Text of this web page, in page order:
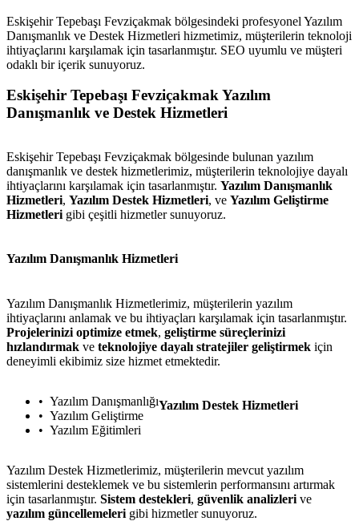
Eskişehir Tepebaşı Fevziçakmak bölgesindeki profesyonel Yazılım
Danışmanlık ve Destek Hizmetleri hizmetimiz, müşterilerin teknoloji
ihtiyaçlarını karşılamak için tasarlanmıştır. SEO uyumlu ve müşteri
odaklı bir içerik sunuyoruz.
Eskişehir Tepebaşı Fevziçakmak Yazılım
Danışmanlık ve Destek Hizmetleri
Eskişehir Tepebaşı Fevziçakmak bölgesinde bulunan yazılım
danışmanlık ve destek hizmetlerimiz, müşterilerin teknolojiye dayalı
ihtiyaçlarını karşılamak için tasarlanmıştır. Yazılım Danışmanlık
Hizmetleri, Yazılım Destek Hizmetleri, ve Yazılım Geliştirme
Hizmetleri gibi çeşitli hizmetler sunuyoruz.
Yazılım Danışmanlık Hizmetleri
Yazılım Danışmanlık Hizmetlerimiz, müşterilerin yazılım
ihtiyaçlarını anlamak ve bu ihtiyaçları karşılamak için tasarlanmıştır.
Projelerinizi optimize etmek, geliştirme süreçlerinizi
hızlandırmak ve teknolojiye dayalı stratejiler geliştirmek için
deneyimli ekibimiz size hizmet etmektedir.
Yazılım Danışmanlığı
Yazılım Geliştirme
Yazılım Eğitimleri
Yazılım Destek Hizmetleri
Yazılım Destek Hizmetlerimiz, müşterilerin mevcut yazılım
sistemlerini desteklemek ve bu sistemlerin performansını artırmak
için tasarlanmıştır. Sistem destekleri, güvenlik analizleri ve
yazılım güncellemeleri gibi hizmetler sunuyoruz.